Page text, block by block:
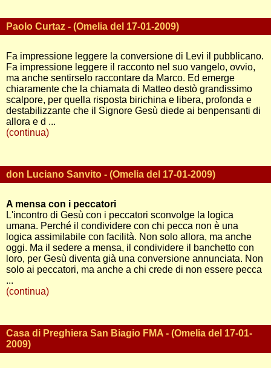
Paolo Curtaz - (Omelia del 17-01-2009)
Fa impressione leggere la conversione di Levi il pubblicano.
Fa impressione leggere il racconto nel suo vangelo, ovvio,
ma anche sentirselo raccontare da Marco. Ed emerge
chiaramente che la chiamata di Matteo destò grandissimo
scalpore, per quella risposta birichina e libera, profonda e
destabilizzante che il Signore Gesù diede ai benpensanti di
allora e d ...
(continua)
don Luciano Sanvito - (Omelia del 17-01-2009)
A mensa con i peccatori
L'incontro di Gesù con i peccatori sconvolge la logica
umana. Perché il condividere con chi pecca non è una
logica assimilabile con facilità. Non solo allora, ma anche
oggi. Ma il sedere a mensa, il condividere il banchetto con
loro, per Gesù diventa già una conversione annunciata. Non
solo ai peccatori, ma anche a chi crede di non essere pecca
...
(continua)
Casa di Preghiera San Biagio FMA - (Omelia del 17-01-
2009)